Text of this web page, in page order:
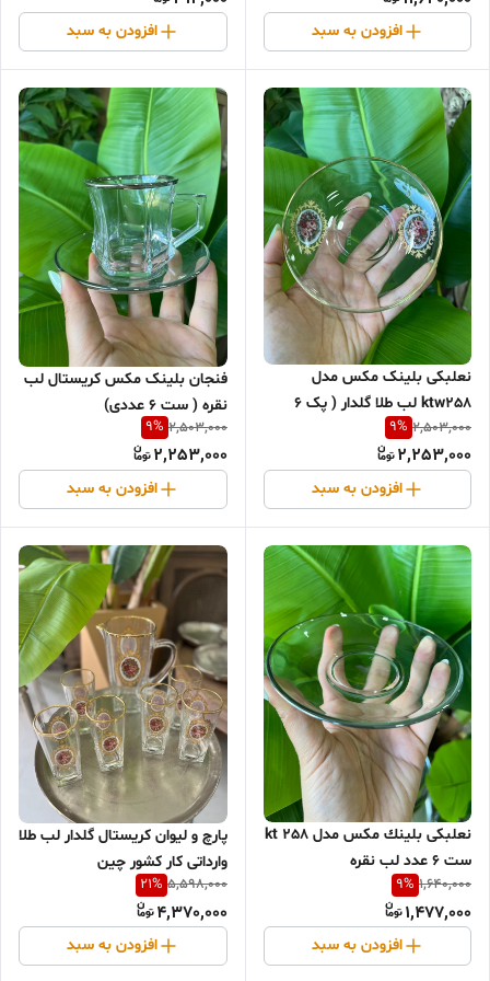
افزودن به سبد افزودن به سبد
نعلبکی بلینک مکس مدل
ktw258 لب طلا گلدار ( پک ۶
عددی)
2,503,000
9%
2,253,000
افزودن به سبد
فنجان بلینک مکس کریستال لب
نقره ( ست ۶ عددی)
2,503,000
9%
2,253,000
افزودن به سبد
نعلبکی بلينك مكس مدل kt 258
ست ۶ عدد لب نقره
1,640,000
9%
1,477,000
افزودن به سبد
پارچ و لیوان کریستال گلدار لب طلا
وارداتی کار کشور چین
5,598,000
21%
4,370,000
افزودن به سبد